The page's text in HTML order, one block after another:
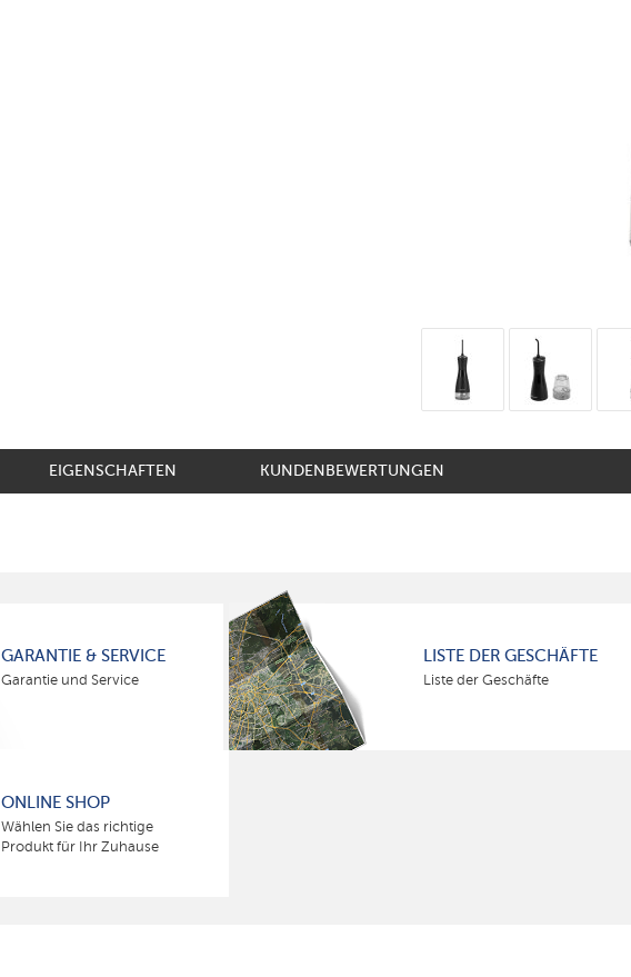
EIGENSCHAFTEN KUNDENBEWERTUNGEN
GARANTIE & SERVICE
Garantie und Service
LISTE DER GESCHÄFTE
Liste der Geschäfte
ONLINE SHOP
Wählen Sie das richtige
Produkt für Ihr Zuhause